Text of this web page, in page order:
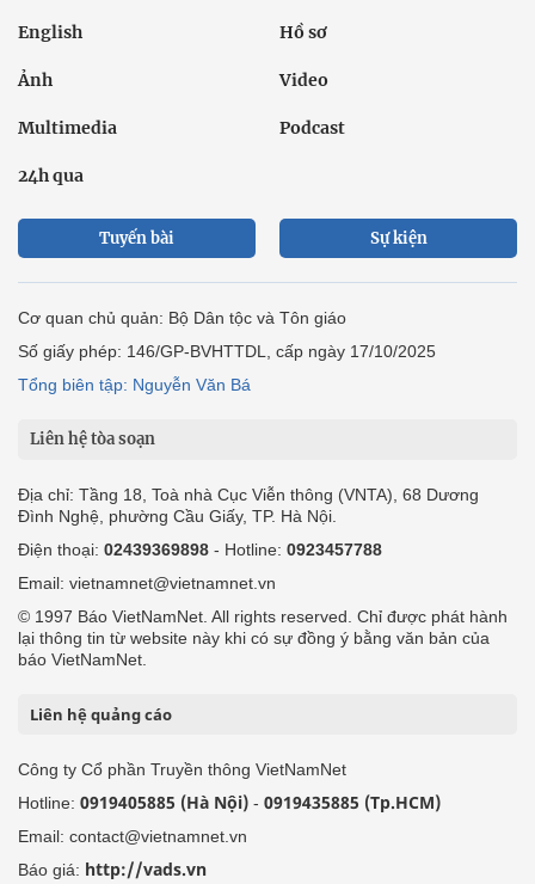
English Hồ sơ
Ảnh Video
Multimedia Podcast
24h qua
Tuyến bài Sự kiện
Cơ quan chủ quản: Bộ Dân tộc và Tôn giáo
Số giấy phép: 146/GP-BVHTTDL, cấp ngày 17/10/2025
Tổng biên tập: Nguyễn Văn Bá
Liên hệ tòa soạn
Địa chỉ: Tầng 18, Toà nhà Cục Viễn thông (VNTA), 68 Dương
Đình Nghệ, phường Cầu Giấy, TP. Hà Nội.
Điện thoại: 02439369898 - Hotline: 0923457788
Email: vietnamnet@vietnamnet.vn
© 1997 Báo VietNamNet. All rights reserved. Chỉ được phát hành
lại thông tin từ website này khi có sự đồng ý bằng văn bản của
báo VietNamNet.
Liên hệ quảng cáo
Công ty Cổ phần Truyền thông VietNamNet
Hotline: 0919405885 (Hà Nội) - 0919435885 (Tp.HCM)
Email: contact@vietnamnet.vn
Báo giá: http://vads.vn